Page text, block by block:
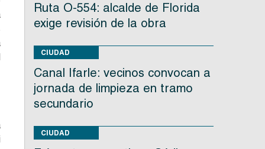
Ruta O-554: alcalde de Florida
exige revisión de la obra
CIUDAD
Canal Ifarle: vecinos convocan a
jornada de limpieza en tramo
secundario
CIUDAD